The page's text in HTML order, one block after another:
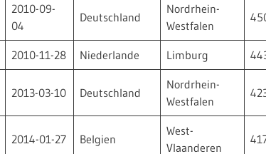
2010-09-
04
Deutschland
Nordrhein-
Westfalen
2010-11-28 Niederlande Limburg
2013-03-10 Deutschland
Nordrhein-
Westfalen
2014-01-27 Belgien
West-
Vlaanderen